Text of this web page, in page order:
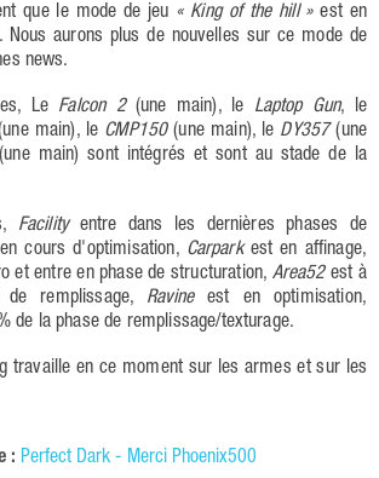
que le mode de jeu « King of the hill »est en
Nous aurons plus de nouvelles sur ce mode de
news.
Le Falcon 2(une main), le Laptop Gun, le
main), le CMP150(une main), le DY357(une
main) sont intégrés et sont au stade de la
Facility entre dans les dernières phases de
cours d'optimisation, Carpark est en affinage,
et entre en phase de structuration, Area52 est à
remplissage, Ravineest en optimisation,
de la phase de remplissage/texturage.
travaille en ce moment sur les armes et sur les
: Perfect Dark - Merci Phoenix500